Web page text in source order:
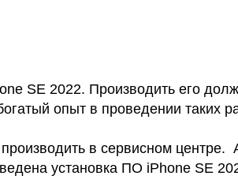
SE 2022. Производить его
опыт в проведении таких
в сервисном
установка ПО iPhone SE